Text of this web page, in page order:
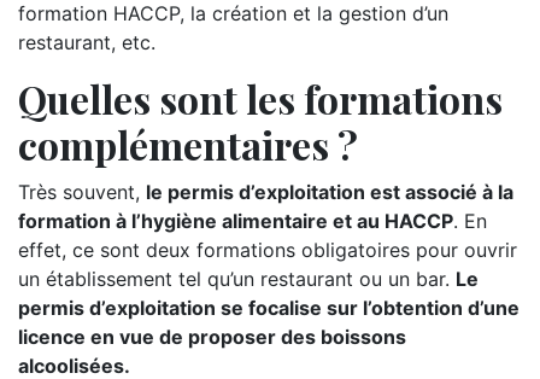
formation HACCP, la création et la gestion d’un
restaurant, etc.
Quelles sont les formations
complémentaires ?
Très souvent, le permis d’exploitation est associé à la
formation à l’hygiène alimentaire et au HACCP. En
effet, ce sont deux formations obligatoires pour ouvrir
un établissement tel qu’un restaurant ou un bar. Le
permis d’exploitation se focalise sur l’obtention d’une
licence en vue de proposer des boissons
alcoolisées.